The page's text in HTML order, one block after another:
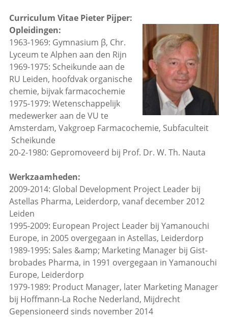
Curriculum Vitae Pieter Pijper:
Opleidingen:
1963-1969: Gymnasium β, Chr.
Lyceum te Alphen aan den Rijn
1969-1975: Scheikunde aan de
RU Leiden, hoofdvak organische
chemie, bijvak farmacochemie
1975-1979: Wetenschappelijk
medewerker aan de VU te
Amsterdam, Vakgroep Farmacochemie, Subfaculteit
Scheikunde
20-2-1980: Gepromoveerd bij Prof. Dr. W. Th. Nauta
Werkzaamheden:
2009-2014: Global Development Project Leader bij
Astellas Pharma, Leiderdorp, vanaf december 2012
Leiden
1995-2009: European Project Leader bij Yamanouchi
Europe, in 2005 overgegaan in Astellas, Leiderdorp
1989-1995: Sales &amp; Marketing Manager bij Gist-
brobades Pharma, in 1991 overgegaan in Yamanouchi
Europe, Leiderdorp
1979-1989: Product Manager, later Marketing Manager
bij Hoffmann-La Roche Nederland, Mijdrecht
Gepensioneerd sinds november 2014